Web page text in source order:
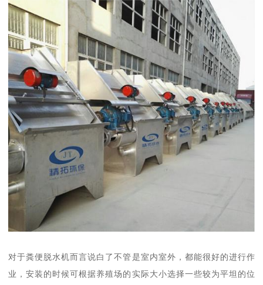
对于粪便脱水机而言说白了不管是室内室外，都能很好的进行作
业，安装的时候可根据养殖场的实际大小选择一些较为平坦的位